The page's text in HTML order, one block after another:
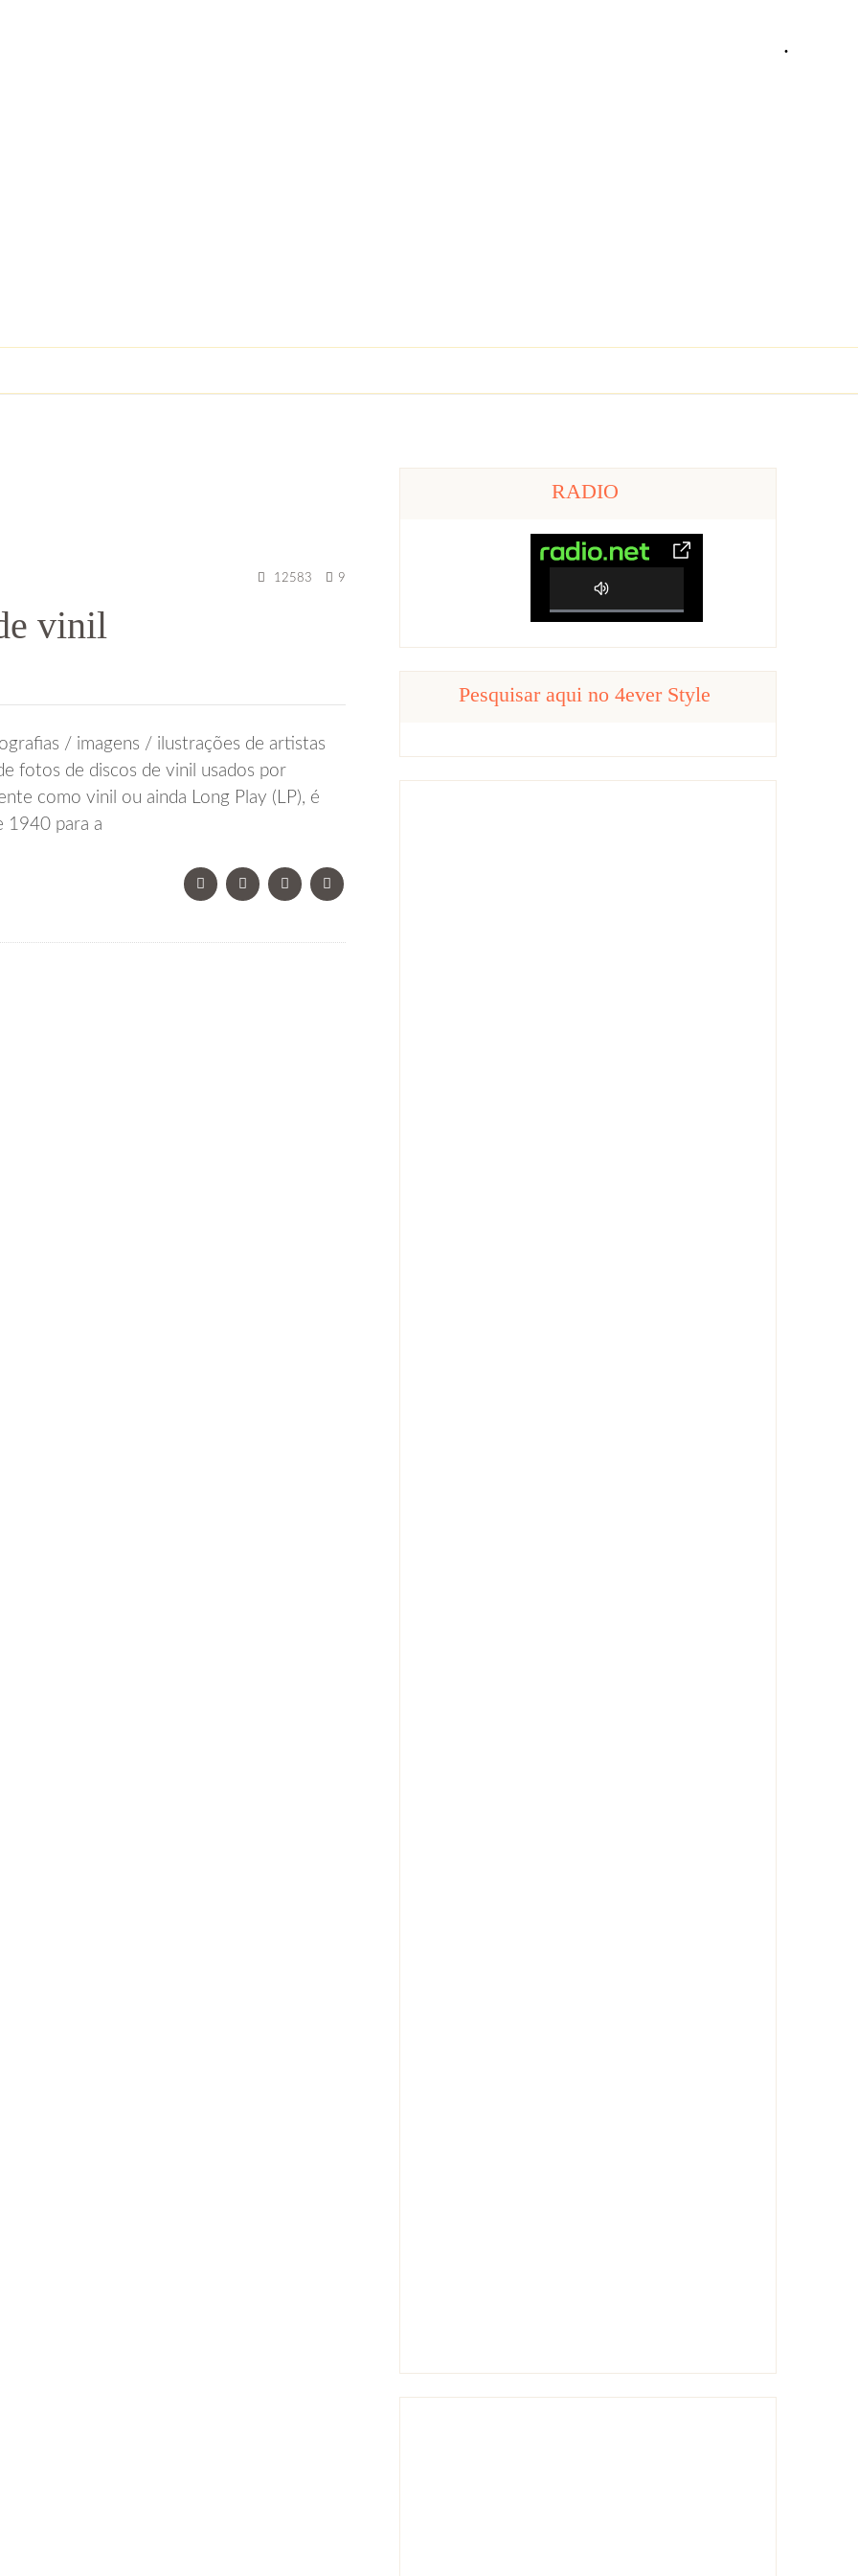
.
12583 9
vinil
/ imagens / ilustrações de artistas
fotos de discos de vinil usados por
como vinil ou ainda Long Play (LP), é
1940 para a
RADIO
0%
Pesquisar aqui no 4ever Style